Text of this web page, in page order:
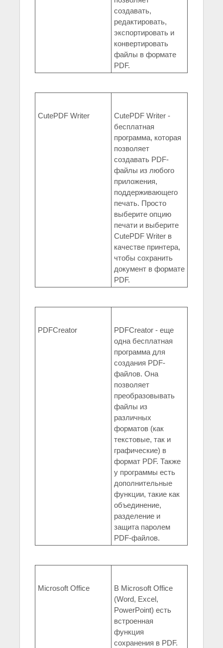
создавать,
редактировать,
экспортировать и
конвертировать
файлы в формате
PDF.
CutePDF Writer
CutePDF Writer -
бесплатная
программа, которая
позволяет
создавать PDF-
файлы из любого
приложения,
поддерживающего
печать. Просто
выберите опцию
печати и выберите
CutePDF Writer в
качестве принтера,
чтобы сохранить
документ в формате
PDF.
PDFCreator
PDFCreator - еще
одна бесплатная
программа для
создания PDF-
файлов. Она
позволяет
преобразовывать
файлы из
различных
форматов (как
текстовые, так и
графические) в
формат PDF. Также
у программы есть
дополнительные
функции, такие как
объединение,
разделение и
защита паролем
PDF-файлов.
Microsoft Office
В Microsoft Office
(Word, Excel,
PowerPoint) есть
встроенная
функция
сохранения в PDF.